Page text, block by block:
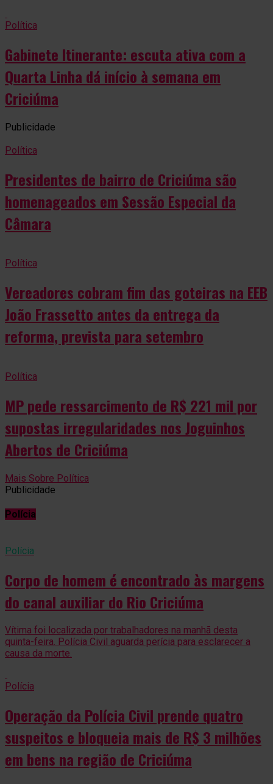
Política
Gabinete Itinerante: escuta ativa com a
Quarta Linha dá início à semana em
Criciúma
Publicidade
Política
Presidentes de bairro de Criciúma são
homenageados em Sessão Especial da
Câmara
Política
Vereadores cobram fim das goteiras na EEB
João Frassetto antes da entrega da
reforma, prevista para setembro
Política
MP pede ressarcimento de R$ 221 mil por
supostas irregularidades nos Joguinhos
Abertos de Criciúma
Mais Sobre Política
Publicidade
Polícia
Polícia
Corpo de homem é encontrado às margens
do canal auxiliar do Rio Criciúma
Vítima foi localizada por trabalhadores na manhã desta
quinta-feira. Polícia Civil aguarda perícia para esclarecer a
causa da morte.
Polícia
Operação da Polícia Civil prende quatro
suspeitos e bloqueia mais de R$ 3 milhões
em bens na região de Criciúma